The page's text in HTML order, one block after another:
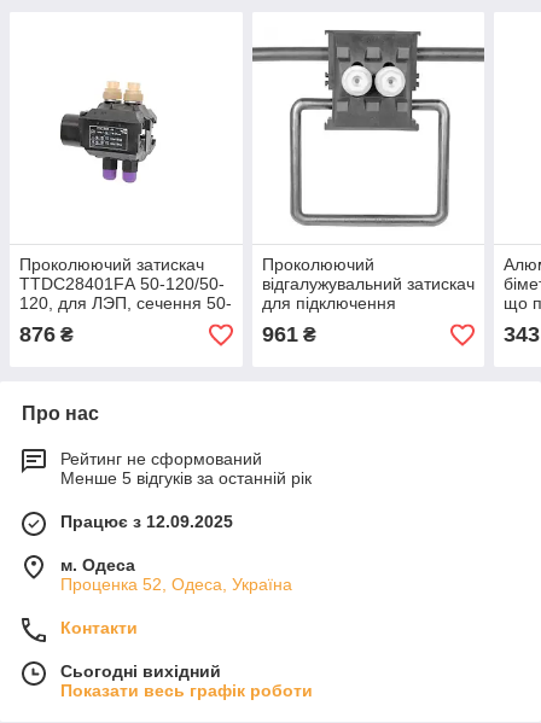
Проколюючий затискач
TTDC28401FА 50-120/50-
120, для ЛЭП, сечення 50-
120, максимальное
напряжение 15 кВ
876 ₴
Проколюючий
відгалужувальний затискач
для підключення
заземлень TNDC28401 BI
95 50-120,
961₴
що
для
343
Про нас
Рейтинг не сформований
Менше 5 відгуків за останній рік
Працює з 12.09.2025
м. Одеса
Проценка 52, Одеса, Україна
Контакти
Сьогодні вихідний
Показати весь графік роботи